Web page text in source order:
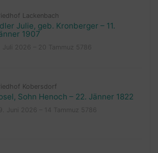
Lackenbach
Julie, geb. Kronberger – 11.
1907
Kobersdorf
Sohn Henoch – 22. Jänner 1822